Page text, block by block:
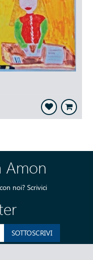
Amon
noi? Scrivici
SOTTOSCRIVI